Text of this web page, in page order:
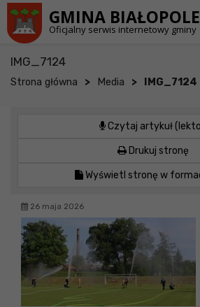
GMINA BIAŁOPOLE
Oficjalny serwis internetowy gminy
IMG_7124
Strona główna > Media > IMG_7124
Czytaj artykuł
Drukuj stronę
Wyświetl stronę w
26 maja 2026